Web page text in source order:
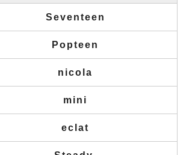
Seventeen
Popteen
nicola
mini
eclat